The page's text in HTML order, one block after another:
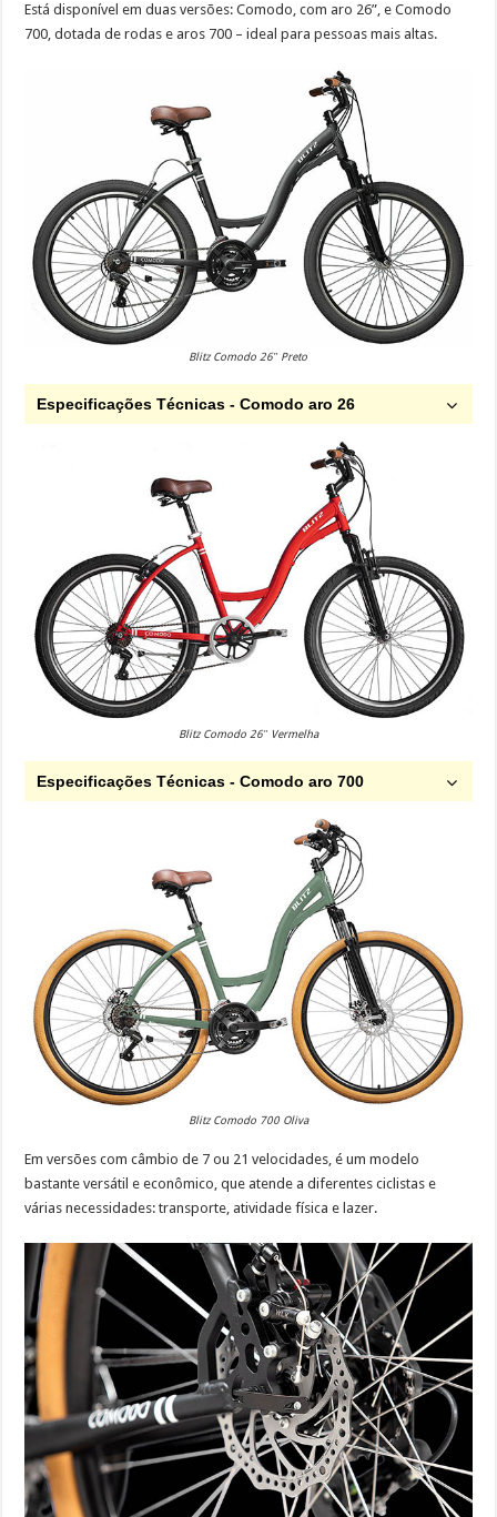
Está disponível em duas versões: Comodo, com aro 26”, e Comodo
700, dotada de rodas e aros 700 – ideal para pessoas mais altas.
Blitz Comodo 26″ Preto
Especificações Técnicas - Comodo aro 26
Blitz Comodo 26″ Vermelha
Especificações Técnicas - Comodo aro 700
Blitz Comodo 700 Oliva
Em versões com câmbio de 7 ou 21 velocidades, é um modelo
bastante versátil e econômico, que atende a diferentes ciclistas e
várias necessidades: transporte, atividade física e lazer.